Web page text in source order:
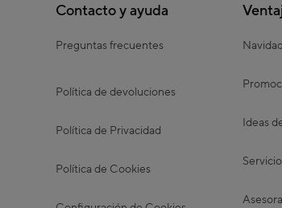
Contacto y ayuda
Preguntas frecuentes
Política de devoluciones
Política de Privacidad
Política de Cookies
Navidad
Ideas